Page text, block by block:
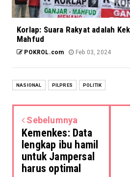
Korlap: Suara Rakyat adalah
Mahfud
POKROL.com Feb 03, 2024
NASIONAL PILPRES POLITIK
Sebelumnya
Kemenkes: Data
lengkap ibu hamil
untuk Jampersal
harus optimal